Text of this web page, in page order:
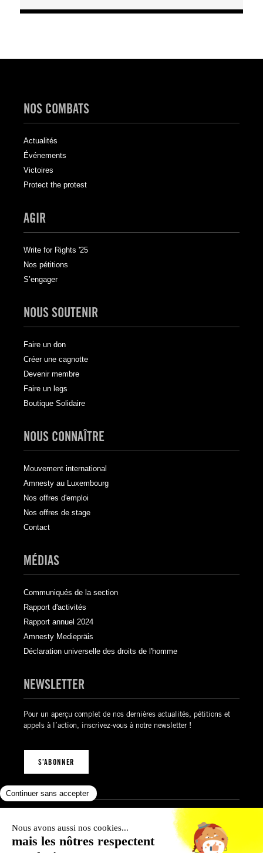
NOS COMBATS
Actualités
Événements
Victoires
Protect the protest
AGIR
Write for Rights '25
Nos pétitions
S’engager
NOUS SOUTENIR
Faire un don
Créer une cagnotte
Devenir membre
Faire un legs
Boutique Solidaire
NOUS CONNAÎTRE
Mouvement international
Amnesty au Luxembourg
Nos offres d'emploi
Nos offres de stage
Contact
MÉDIAS
Communiqués de la section
Rapport d'activités
Rapport annuel 2024
Amnesty Mediepräis
Déclaration universelle des droits de l'homme
NEWSLETTER
Pour un aperçu complet de nos dernières actualités, pétitions et
appels à l’action, inscrivez-vous à notre newsletter !
S’ABONNER
Mentions légales
Politique de confidentialité
Politique des cookies
Conditions générales de vente